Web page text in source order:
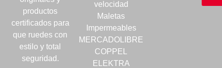
productos
certificados para
que ruedes con
estilo y total
seguridad.
velocidad
Maletas
Impermeables
MERCADOLIBRE
COPPEL
ELEKTRA